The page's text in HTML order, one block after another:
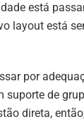
está
layout está
por
suporte de
direta,